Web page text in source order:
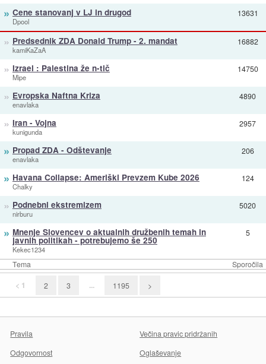
Tema Sporočila
» Cene stanovanj v LJ in drugod
Dpool
13631
» Predsednik ZDA Donald Trump - 2. mandat
kamiKaZaA
16882
» Izrael : Palestina že n-tič
Mipe
14750
» Evropska Naftna Kriza
enavlaka
4890
» Iran - Vojna
kunigunda
2957
» Propad ZDA - Odštevanje
enavlaka
206
» Havana Collapse: Ameriški Prevzem Kube 2026
Chalky
124
» Podnebni ekstremizem
nirburu
5020
» Mnenje Slovencev o aktualnih družbenih temah in
javnih politikah - potrebujemo še 250
Kekec1234
5
< 1 2 3 ... 1195 >
Pravila
Večina pravic pridržanih
Odgovornost
Oglaševanje